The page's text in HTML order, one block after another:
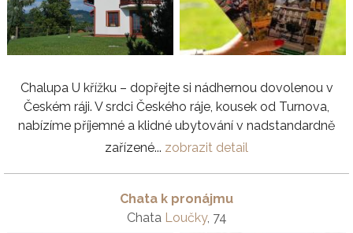
Chalupa U křížku – dopřejte si nádhernou dovolenou v
Českém ráji. V srdci Českého ráje, kousek od Turnova,
nabízíme příjemné a klidné ubytování v nadstandardně
zařízené... zobrazit detail
Chata k pronájmu
Chata Loučky, 74